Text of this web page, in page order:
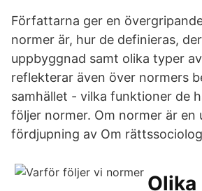
Författarna ger en
normer är, hur de definieras,
uppbyggnad samt olika typer
reflekterar även över normers
samhället - vilka funktioner de
följer normer. Om normer är en
fördjupning av Om